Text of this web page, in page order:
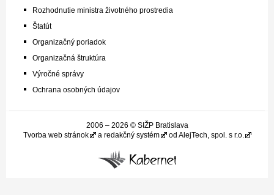
Rozhodnutie ministra životného prostredia
Štatút
Organizačný poriadok
Organizačná štruktúra
Výročné správy
Ochrana osobných údajov
2006 – 2026 © SIŽP Bratislava
Tvorba web stránok
a redakčný systém od AlejTech, spol. s r.o.